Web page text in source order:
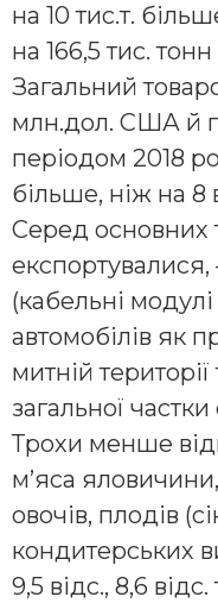
на 10 тис.т.
на 166,5 тис.
Загальний
млн.дол. США й
періодом 2018
більше, ніж на 8
Серед основних
експортувалися,
(кабельні
автомобілів як
митній
загальної
Трохи менше
м’яса
овочів, плодів
кондитерських
9,5 відс., 8,6 відс.